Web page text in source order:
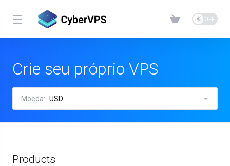
Crie seu próprio VPS
Moeda: USD
Products